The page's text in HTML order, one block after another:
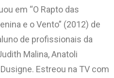
em “O Rapto das
e o Vento” (2012) de
de profissionais da
Malina, Anatoli
Estreou na TV com